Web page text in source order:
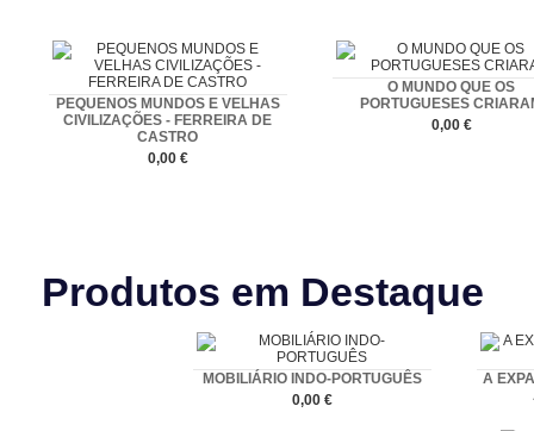
PEQUENOS MUNDOS E VELHAS
CIVILIZAÇÕES - FERREIRA DE
CASTRO
0,00 €
O MUNDO QUE OS
PORTUGUESES
0,00 €
Produtos em Destaque
MOBILIÁRIO INDO-PORTUGUÊS
0,00 €
A